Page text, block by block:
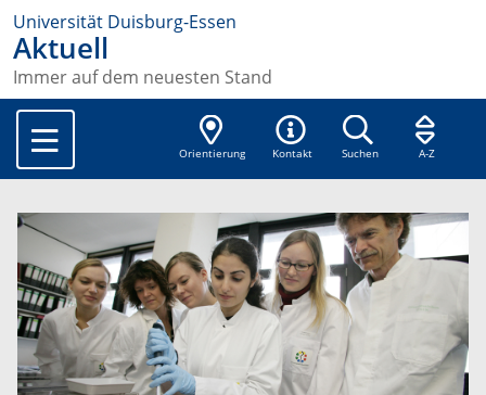
Universität Duisburg-Essen
Aktuell
Immer auf dem neuesten Stand
Orientierung Kontakt Suchen A-Z